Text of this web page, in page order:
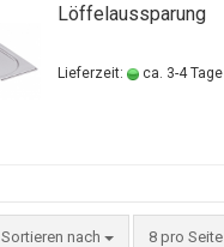
Löffelaussparung
Lieferzeit: ca. 3-4 Tage
Sortieren nach 8 pro Seite